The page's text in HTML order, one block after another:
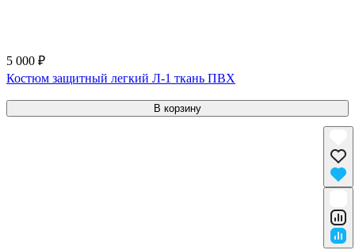
5 000 ₽
Костюм защитный легкий Л-1 ткань ПВХ
В корзину